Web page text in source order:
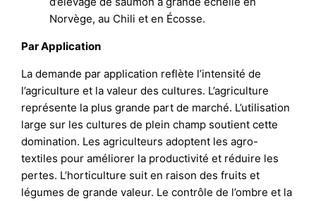
Norvège, au Chili et en Écosse.
Par Application
La demande par application reflète l’intensité de
l’agriculture et la valeur des cultures. L’agriculture
représente la plus grande part de marché. L’utilisation
large sur les cultures de plein champ soutient cette
domination. Les agriculteurs adoptent les agro-
textiles pour améliorer la productivité et réduire les
pertes. L’horticulture suit en raison des fruits et
légumes de grande valeur. Le contrôle de l’ombre et la